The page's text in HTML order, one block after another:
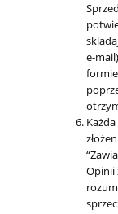
e-
Opinii